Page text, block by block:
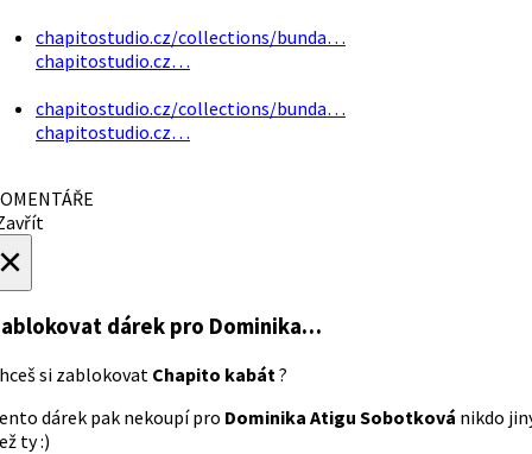
chapitostudio.cz/collections/bunda…
chapitostudio.cz…
chapitostudio.cz/collections/bunda…
chapitostudio.cz…
dárek pro Dominika…
si zablokovat Chapito kabát ?
dárek pak nekoupí pro Dominika Atigu Sobotková nikdo
ty :)